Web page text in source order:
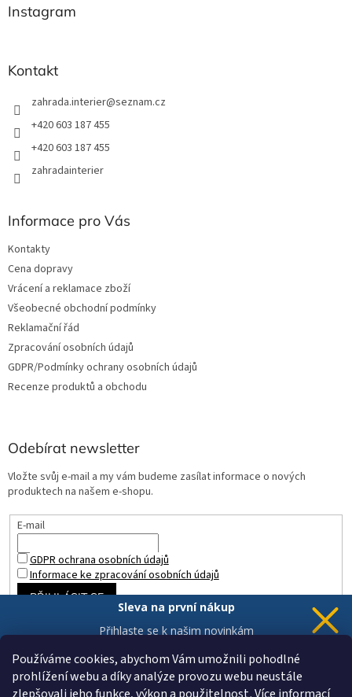
Používáme cookies, abychom Vám umožnili pohodlné
prohlížení webu a díky analýze provozu webu neustále
Instagram
Kontakt
zahrada.interier@seznam.cz
+420 603 187 455
+420 603 187 455
zahradainterier
Informace pro Vás
Kontakty
Cena dopravy
Vrácení a reklamace zboží
Všeobecné obchodní podmínky
Reklamační řád
Zpracování osobních údajů
GDPR/Podmínky ochrany osobních údajů
Recenze produktů a obchodu
Odebírat newsletter
Vložte svůj e-mail a my vám budeme zasílat informace o nových
produktech na našem e-shopu.
E-mail
GDPR ochrana osobních údajů
Informace ke zpracování osobních údajů
PŘIHLÁSIT SE
Sleva na první nákup
Přihlaste se k našim novinkám